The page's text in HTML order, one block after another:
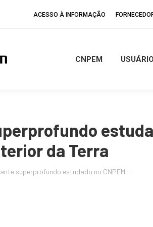
ACESSO À INFORMAÇÃO
CNPEM
da Terra
superprofundo estudado no CNPEM…